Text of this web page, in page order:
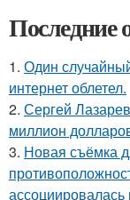
Последние
1. Один
интернет облетел.
2. Сергей
миллион
3. Новая съёмка